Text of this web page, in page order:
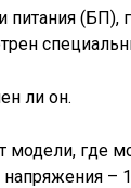
питания (БП),
ли он.
модели, где
–